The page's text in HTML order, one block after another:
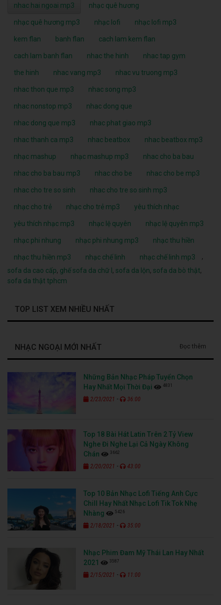
nhac hai ngoai mp3 nhạc quê hương
nhạc quê hương mp3 nhạc lofi nhạc lofi mp3
kem flan banh flan cach lam kem flan
cach lam banh flan nhac the hinh nhac tap gym
the hinh nhac vang mp3 nhac vu truong mp3
nhac thon que mp3 nhac song mp3
nhac nonstop mp3 nhac dong que
nhac dong que mp3 nhac phat giao mp3
nhac thanh ca mp3 nhac beatbox nhac beatbox mp3
nhạc mashup nhạc mashup mp3 nhac cho ba bau
nhac cho ba bau mp3 nhac cho be nhac cho be mp3
nhac cho tre so sinh nhac cho tre so sinh mp3
nhạc cho trẻ nhạc cho trẻ mp3 yêu thích nhạc
yêu thích nhạc mp3 nhạc lệ quyên nhạc lệ quyên mp3
nhạc phi nhung nhạc phi nhung mp3 nhạc thu hiền
nhạc thu hiền mp3 nhạc chế linh nhạc chế linh mp3
,
sofa da cao cấp, ghế sofa da chữ l , sofa da lộn, sofa da bò thật,
sofa da thật tphcm
TOP LIST XEM NHIỀU NHẤT
NHẠC NGOẠI MỚI NHẤT Đọc thêm
Những Bản Nhạc Pháp Tuyển Chọn
Hay Nhất Mọi Thời Đại
4831
2/23/2021 - 36:00
Top 18 Bài Hát Latin Trên 2 Tỷ View
Nghe Đi Nghe Lại Cả Ngày Không
Chán
3662
2/20/2021 - 43:00
Top 10 Bản Nhạc Lofi Tiếng Anh Cực
Chill Hay Nhất Nhạc Lofi Tik Tok Nhẹ
Nhàng
5426
2/18/2021 - 35:00
Nhạc Phim Đam Mỹ Thái Lan Hay Nhất
2021
3587
2/15/2021 - 11:00